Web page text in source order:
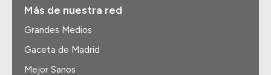
Más de nuestra red
Grandes Medios
Gaceta de Madrid
Mejor Sanos